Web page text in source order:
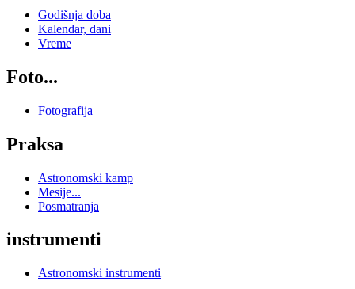
Godišnja doba
Kalendar, dani
Vreme
Foto...
Fotografija
Praksa
Astronomski kamp
Mesije...
Posmatranja
instrumenti
Astronomski instrumenti